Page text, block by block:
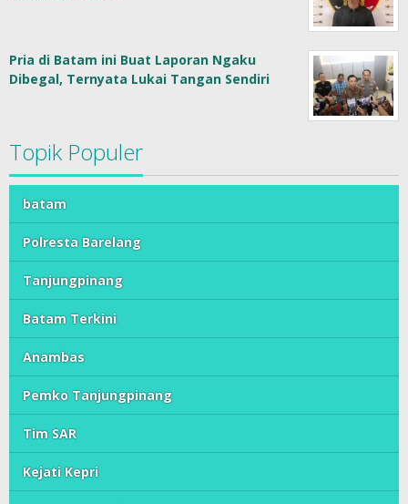
Pria di Batam ini Buat Laporan Ngaku
Dibegal, Ternyata Lukai Tangan Sendiri
Topik Populer
batam
Polresta Barelang
Tanjungpinang
Batam Terkini
Anambas
Pemko Tanjungpinang
Tim SAR
Kejati Kepri